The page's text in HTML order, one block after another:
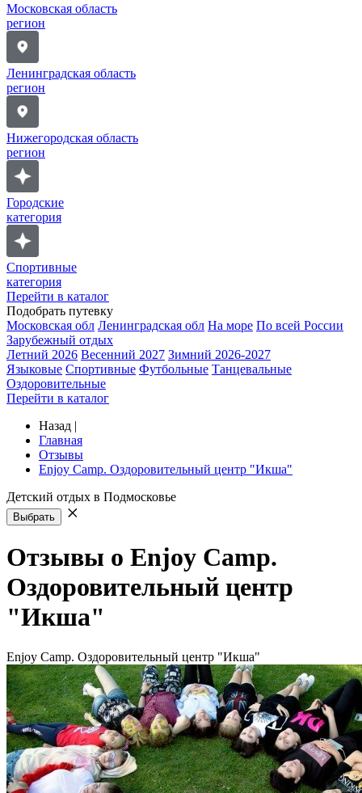
Московская область
регион
Ленинградская область
регион
Нижегородская область
регион
Городские
категория
Спортивные
категория
Перейти в каталог
Подобрать путевку
Московская обл Ленинградская обл На море По всей России
Зарубежный отдых
Летний 2026 Весенний 2027 Зимний 2026-2027
Языковые Спортивные Футбольные Танцевальные
Оздоровительные
Перейти в каталог
Назад |
Главная
Отзывы
Enjoy Camp. Оздоровительный центр "Икша"
Детский отдых в Подмосковье
Выбрать
Отзывы о Enjoy Camp.
Оздоровительный центр
"Икша"
Enjoy Camp. Оздоровительный центр "Икша"